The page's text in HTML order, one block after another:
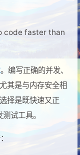
code faster than
。编写正确的并发、
其是与内存安全相
择是既快速又正
试工具。